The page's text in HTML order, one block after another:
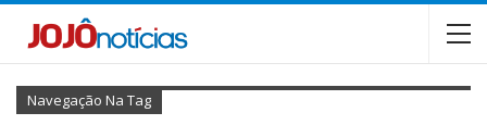
Navegação Na Tag